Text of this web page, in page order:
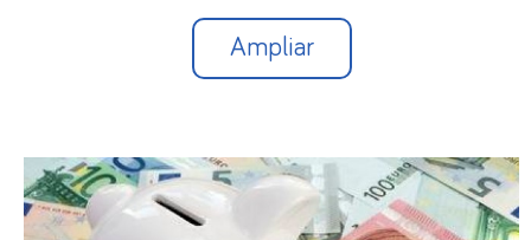
Convenio colectivo establezca un plazo diferente).
Una vez cumplido dicho plazo, la empresa deberá
3.2. Requisitos formales del contrato
Los contratos fijos-discontinuos tienen que
Ampliar